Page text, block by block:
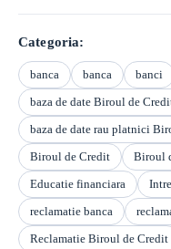
Categoria:
banca banca
banci
baza de date Biroul de
baza de date rau platnici
Biroul de Credit
Biroul
Educatie financiara
reclamatie banca
Reclamatie Biroul de Credit